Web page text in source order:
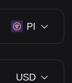
PI
USD